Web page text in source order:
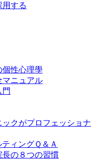
する
個性心理學
マニュアル
門
クがプロフェッショナ
ィングＱ＆Ａ
長の８つの習慣